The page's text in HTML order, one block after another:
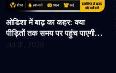
ओडिशा में बाढ़ का कहर: क्या
पीड़ितों तक समय पर पहुंच पाएगी